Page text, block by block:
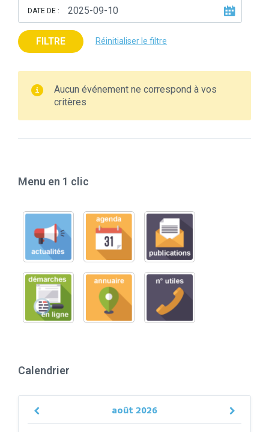
DATE DE :
FILTRE Réinitialiser le filtre
Aucun événement ne correspond à vos
critères
Menu en 1 clic
Calendrier
août 2026
Previous